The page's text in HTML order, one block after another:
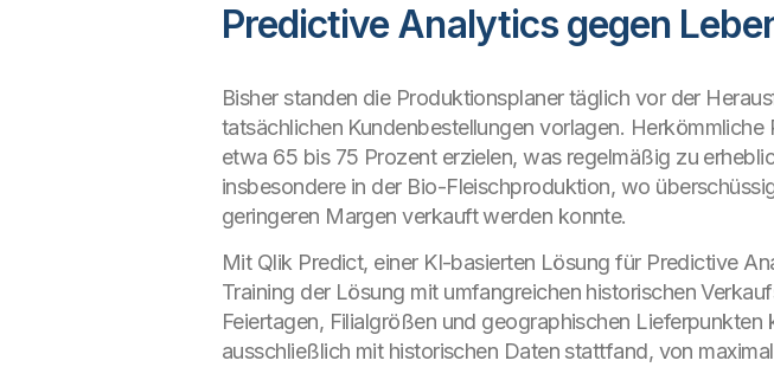
Predictive Analytics gegen
Bisher standen die Produktionsplaner täglich vor der
tatsächlichen Kundenbestellungen vorlagen.
etwa 65 bis 75 Prozent erzielen, was regelmäßig zu
insbesondere in der Bio-Fleischproduktion, wo
geringeren Margen verkauft werden konnte.
Mit Qlik Predict, einer KI-basierten Lösung für Predictive
Training der Lösung mit umfangreichen historischen
Feiertagen, Filialgrößen und geographischen
ausschließlich mit historischen Daten stattfand, von